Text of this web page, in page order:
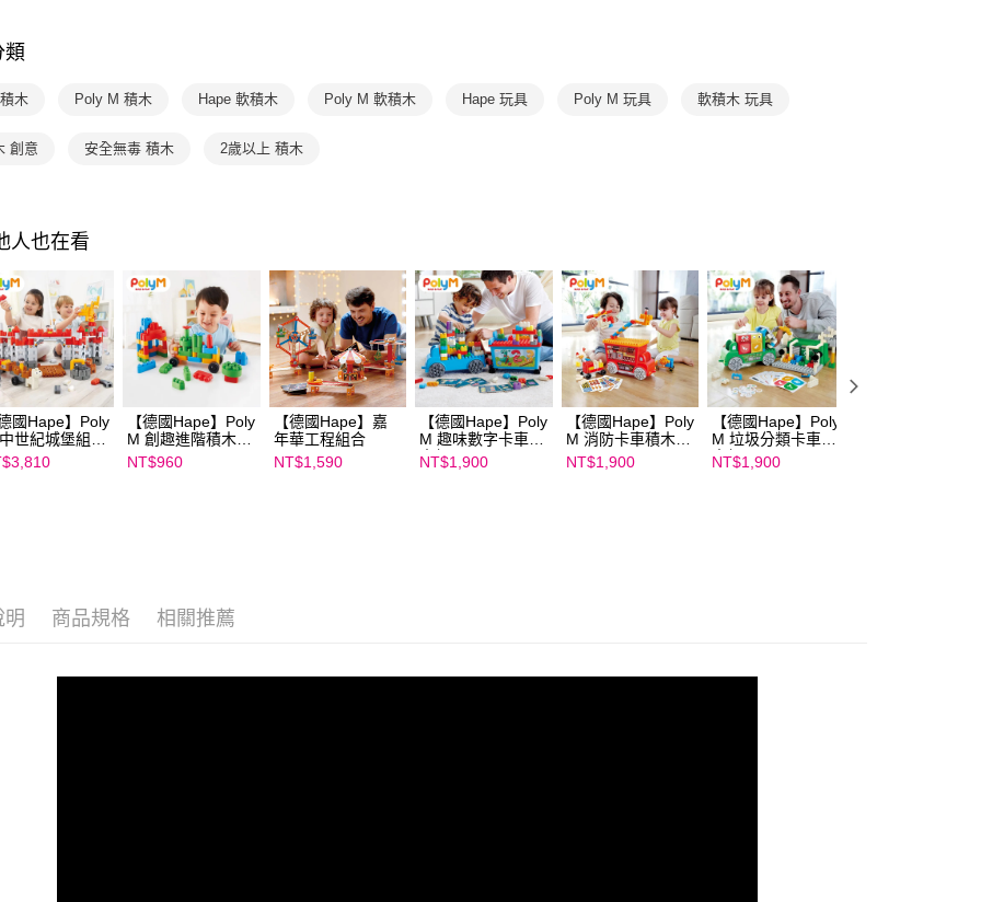
用，由本公司與您本人進行分期帳單所需資料之確認、核對及更正。
是否繳費成功／繳費後需取消欲退款等相關疑問，請聯繫「AFTEE先享後
付客戶支援中心」
https://netprotections.freshdesk.com/support/home
「AFTEE先享後付」，若未經同意申辦者引起之損失，本公司不負相關責
任。
４．使用「AFTEE先享後付」時，將依據個別帳號之用戶狀況，依本公司
即時審查核予不同之上限額度；若仍有額度不足之情形，本公司將視審查
結果請求用戶進行身份認證。
５．嚴禁一人註冊多個帳號或使用他人資訊註冊。若發現惡意使用之情
形，恩沛科技股份有限公司將有權停止該用戶之使用額度並採取法律行
動。
離島宅配（澎湖、金門、馬祖、小琉球；不適用於郵局i郵箱）
類
木 Poly M 積木 Hape 軟積木 Poly M 軟積木 Hape 玩具 Poly M 玩具 軟積木 玩具
創意 安全無毒 積木 2歲以上 積木
人也在看
德國Hape】Poly
世紀城堡組
【德國Hape】Poly
M 創趣進階積木組
760008
NT$960
【德國Hape】嘉
年華工程組合
NT$1,590
【德國Hape】Poly
M 趣味數字卡車積
木組 761802
NT$1,900
【德國Hape】Poly
M 消防卡車積木組
761821
NT$1,900
【德國Hape】Poly
M 垃圾分類卡車積
木組 761820
NT$1,900
明 商品規格 相關推薦